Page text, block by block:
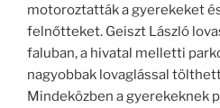
motoroztatták a gyerekeket
felnőtteket. Geiszt László
faluban, a hivatal melletti
nagyobbak lovaglással
Mindeközben a gyerekeknek